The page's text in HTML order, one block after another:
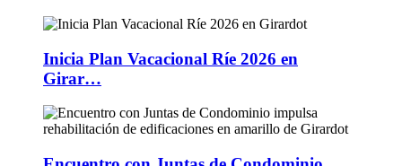
Inicia Plan Vacacional Ríe 2026 en
Girar…